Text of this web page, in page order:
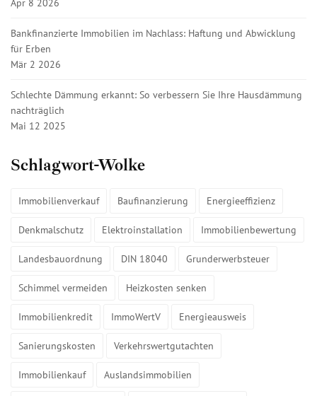
Apr 8 2026
Bankfinanzierte Immobilien im Nachlass: Haftung und Abwicklung
für Erben
Mär 2 2026
Schlechte Dämmung erkannt: So verbessern Sie Ihre Hausdämmung
nachträglich
Mai 12 2025
Schlagwort-Wolke
Immobilienverkauf Baufinanzierung Energieeffizienz
Denkmalschutz Elektroinstallation Immobilienbewertung
Landesbauordnung DIN 18040 Grunderwerbsteuer
Schimmel vermeiden Heizkosten senken
Immobilienkredit ImmoWertV Energieausweis
Sanierungskosten Verkehrswertgutachten
Immobilienkauf Auslandsimmobilien